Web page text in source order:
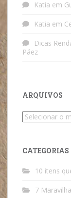
Katia em
Katia em
Dicas
Páez
ARQUIVOS
Arquivos
CATEGORIAS
10 itens
7